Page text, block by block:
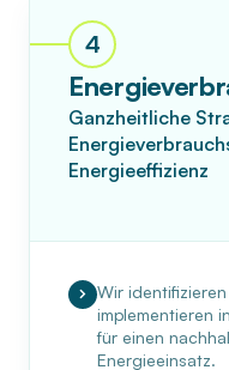
4
Ganzheitliche
Energieeffizienz
Wir
implementieren
für einen
Energieeinsatz.